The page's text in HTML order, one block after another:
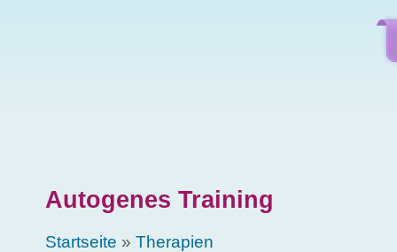
Autogenes Training
Sie sind hier
Startseite » Therapien